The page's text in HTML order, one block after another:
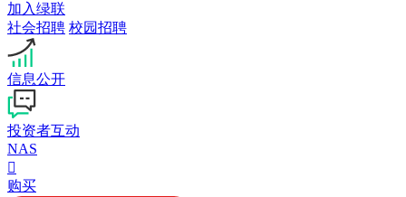
加入绿联
社会招聘 校园招聘
信息公开
投资者互动
NAS

购买